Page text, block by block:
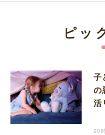
ピッ
子
の
活
20